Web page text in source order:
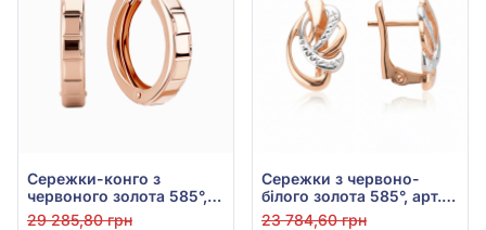
Сережки-конго з
червоного золота 585°,
арт. 470331
29 285,80 грн
Сережки з червоно-
білого золота 585°, арт.
470391
23 784,60 грн